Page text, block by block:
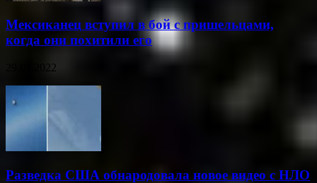
Мексиканец вступил в бой с пришельцами,
когда они похитили его
29.05.2022
Разведка США обнародовала новое видео с НЛО